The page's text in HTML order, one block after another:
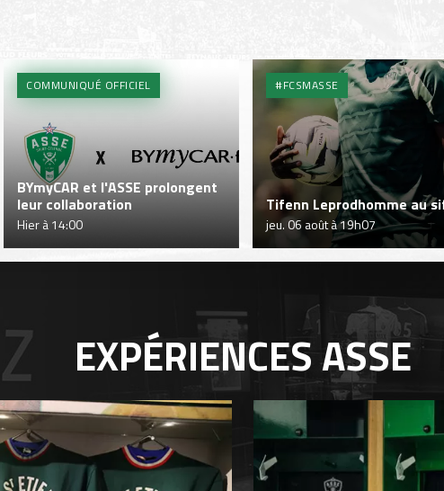
COMMUNIQUÉ OFFICIEL
BYmyCAR et l'ASSE prolongent
leur collaboration
Hier à 14:00
#FCSMASSE
Tifenn Leprodhomme au
jeu. 06 août à 19h07
EXPÉRIENCESASSE